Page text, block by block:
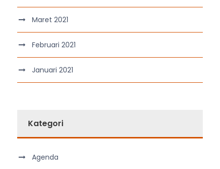
Maret 2021
Februari 2021
Januari 2021
Kategori
Agenda